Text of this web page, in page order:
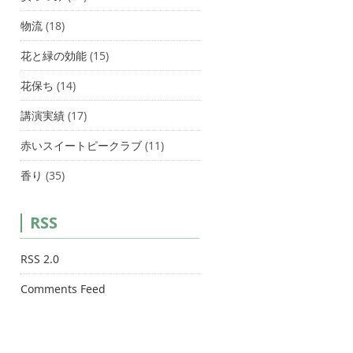
物流 (18)
花と緑の効能 (15)
花保ち (14)
講演実績 (17)
赤いスイートピークラブ (11)
香り (35)
RSS
RSS 2.0
Comments Feed